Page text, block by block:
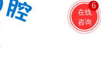
在线
咨询
6